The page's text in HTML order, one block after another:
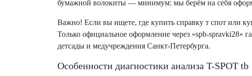
бумажной волокиты — минимум: мы берём на себя
Важно! Если вы ищете, где купить справку т спот или
Только официальное оформление через «spb-spravki28»
детсады и медучреждения Санкт-Петербурга.
Особенности диагностики анализа T-SPOT tb